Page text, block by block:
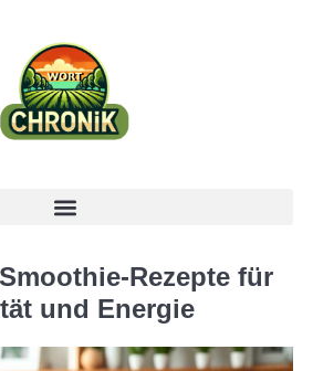
Rezepte für
und Energie